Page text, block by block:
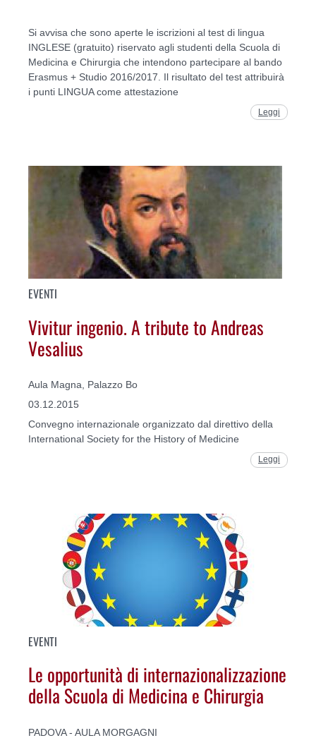
Si avvisa che sono aperte le iscrizioni al test di lingua
INGLESE (gratuito) riservato agli studenti della Scuola di
Medicina e Chirurgia che intendono partecipare al bando
Erasmus + Studio 2016/2017. Il risultato del test attribuirà
i punti LINGUA come attestazione
Leggi
EVENTI
Vivitur ingenio. A tribute to Andreas
Vesalius
Aula Magna, Palazzo Bo
03.12.2015
Convegno internazionale organizzato dal direttivo della
International Society for the History of Medicine
Leggi
EVENTI
Le opportunità di internazionalizzazione
della Scuola di Medicina e Chirurgia
PADOVA - AULA MORGAGNI